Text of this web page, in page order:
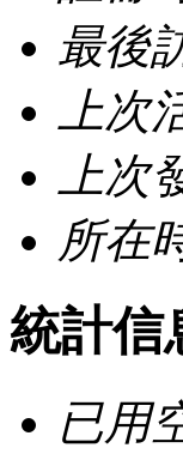
最後
上次
上次
所在
統計信
已用